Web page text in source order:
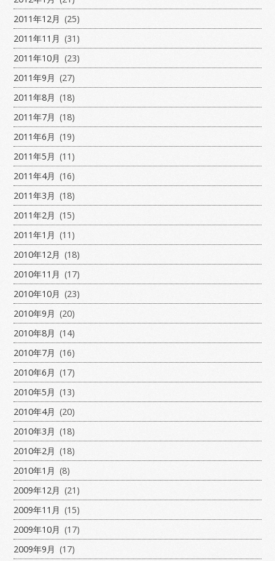
2011年12月 (25)
2011年11月 (31)
2011年10月 (23)
2011年9月 (27)
2011年8月 (18)
2011年7月 (18)
2011年6月 (19)
2011年5月 (11)
2011年4月 (16)
2011年3月 (18)
2011年2月 (15)
2011年1月 (11)
2010年12月 (18)
2010年11月 (17)
2010年10月 (23)
2010年9月 (20)
2010年8月 (14)
2010年7月 (16)
2010年6月 (17)
2010年5月 (13)
2010年4月 (20)
2010年3月 (18)
2010年2月 (18)
2010年1月 (8)
2009年12月 (21)
2009年11月 (15)
2009年10月 (17)
2009年9月 (17)